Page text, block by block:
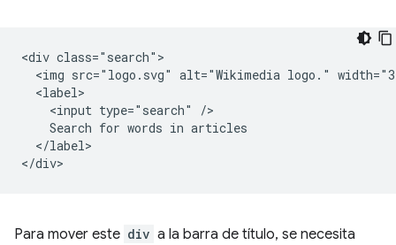
<div class="search">
<img src="logo.svg" alt="Wikimedia logo."
  <label>
    <input type="search" />
    Search for words in articles
  </label>
Para mover este div a la barra de título, se necesita